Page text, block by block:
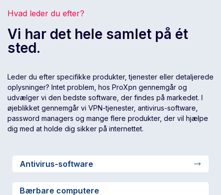
Hvad leder du efter?
Vi har det hele samlet på ét
sted.
Leder du efter specifikke produkter, tjenester eller detaljerede
oplysninger? Intet problem, hos ProXpn gennemgår og
udvælger vi den bedste software, der findes på markedet. I
øjeblikket gennemgår vi VPN-tjenester, antivirus-software,
password managers og mange flere produkter, der vil hjælpe
dig med at holde dig sikker på internettet.
Antivirus-software
Bærbare computere